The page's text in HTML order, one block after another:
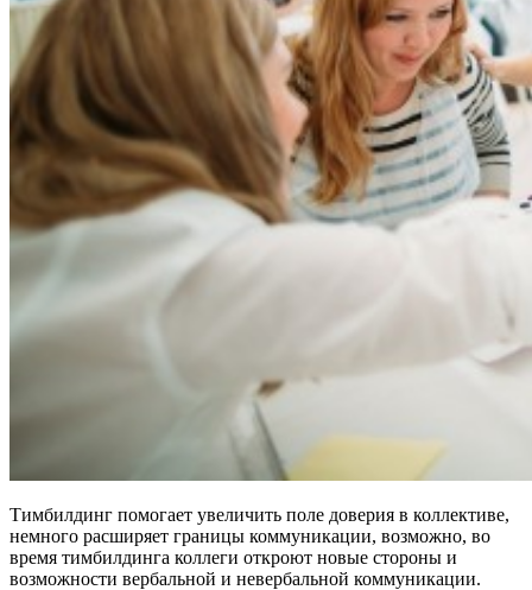
Тимбилдинг помогает увеличить поле доверия в коллективе,
немного расширяет границы коммуникации, возможно, во
время тимбилдинга коллеги откроют новые стороны и
возможности вербальной и невербальной коммуникации.